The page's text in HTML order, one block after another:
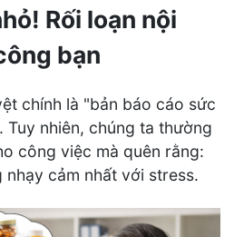
Rối loạn nội
bạn
chính là "bản báo cáo sức
nhiên, chúng ta thường
công việc mà quên rằng:
cảm nhất với stress.